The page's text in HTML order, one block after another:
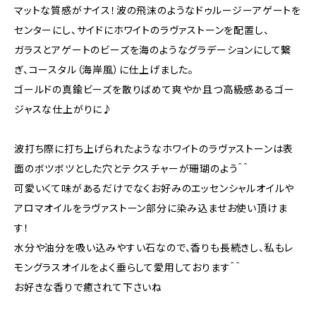
マットな質感がナイス！波の飛沫のようなドゥルージーアゲートを
センターにし、サイドにホワイトのラヴァストーンを配置し、
ガラスとアゲートのビーズを海のようなグラデーションにして繋
ぎ、コースタル（海岸風）に仕上げました。
ゴールドの真鍮ビーズを散りばめて爽やか且つ高級感あるゴー
ジャスな仕上がりに♪
波打ち際に打ち上げられたようなホワイトのラヴァストーンは表
面のボツボツとした穴とテクスチャーが珊瑚のよう＾＾
可愛いくて味があるだけでなくお好みのエッセンシャルオイルや
アロマオイルをラヴァストーン部分に染み込ませお使い頂けま
す！
水分や油分を吸い込みやすい石なので、香りも長続きし、私もレ
モングラスオイルをよく垂らして愛用しております＾＾
お好きな香りで癒されて下さいね